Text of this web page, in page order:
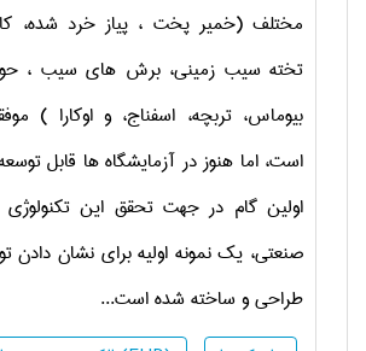
مختلف (خمیر پخت ، پیاز خرد شده،
تخته سیب زمینی، برش های سیب ،
بیوماس، تربچه، اسفناج، و اوکارا )
است، اما هنوز در آزمایشگاه ها قابل
اولین گام در جهت تحقق این تکنولوژی
صنعتی، یک نمونه اولیه برای نشان دادن
طراحی و ساخته شده است...